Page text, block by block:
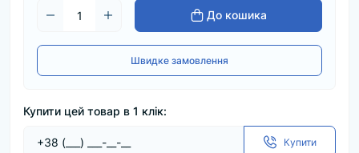
До кошика
Швидке замовлення
Купити цей товар в 1 клік:
Купити